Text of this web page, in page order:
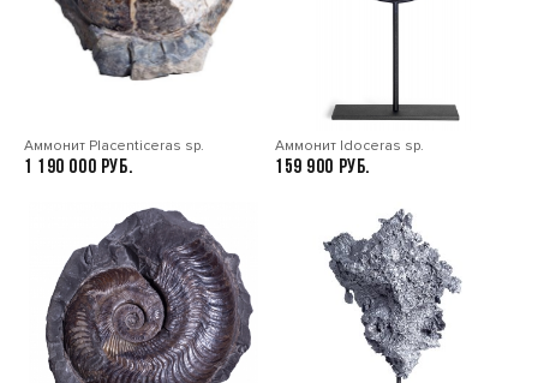
Аммонит Placenticeras sp.
1 190 000
Аммонит Idoceras sp.
159 900